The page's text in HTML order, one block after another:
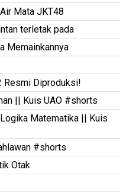
Mata JKT48
terletak pada
Memainkannya
Resmi Diproduksi!
|| Kuis UAO #shorts
Matematika || Kuis
#shorts
Otak